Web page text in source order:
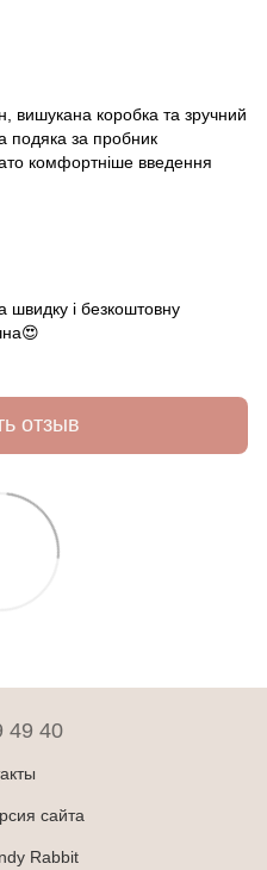
вишукана коробка та зручний
подяка за пробник
комфортніше введення
і безкоштовну
отзыв
49 40
сайта
Rabbit